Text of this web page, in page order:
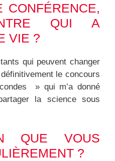
CONFÉRENCE,
QUI A
VIE ?
qui peuvent changer
le concours
» qui m’a donné
la science sous
QUE VOUS
?